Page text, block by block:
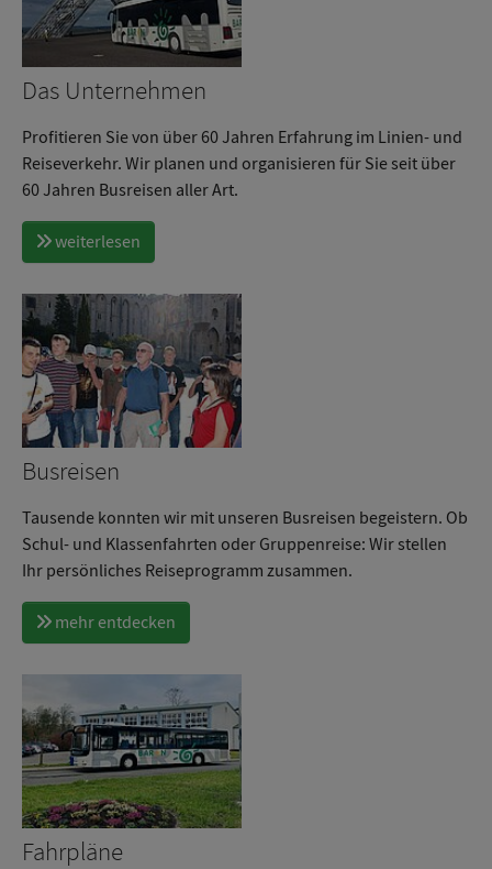
Das Unternehmen
Profitieren Sie von über 60 Jahren Erfahrung im Linien- und
Reiseverkehr. Wir planen und organisieren für Sie seit über
60 Jahren Busreisen aller Art.
weiterlesen
Busreisen
Tausende konnten wir mit unseren Busreisen begeistern. Ob
Schul- und Klassenfahrten oder Gruppenreise: Wir stellen
Ihr persönliches Reiseprogramm zusammen.
mehr entdecken
Fahrpläne